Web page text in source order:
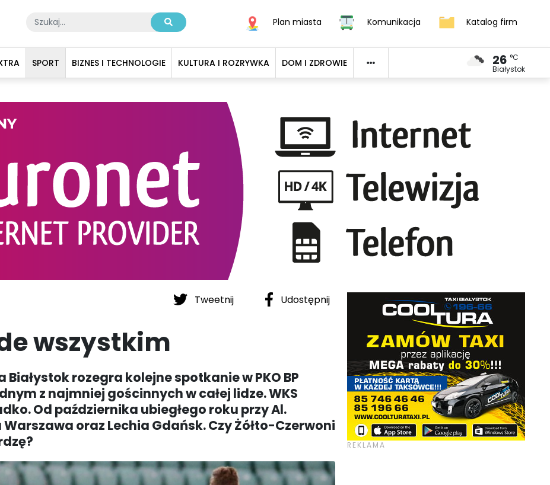
Plan miasta Komunikacja Katalog firm
SPORT BIZNES I TECHNOLOGIE KULTURA I ROZRYWKA DOM I ZDROWIE 26 °C
Białystok
Tweetnij Udostępnij
wszystkim
rozegra kolejne spotkanie w PKO BP
z najmniej gościnnych w całej lidze. WKS
Od października ubiegłego roku przy Al.
oraz Lechia Gdańsk. Czy Żółto-Czerwoni